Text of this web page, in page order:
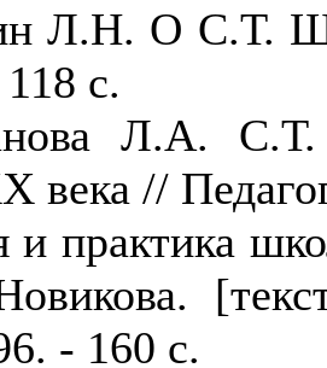
Л.Н. О С.Т.
с.
Л.А.
века //
и практика
- 160 с.